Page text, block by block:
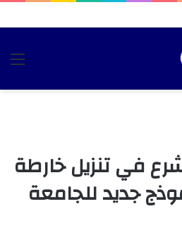
في تنزيل خارطة
جديد للجامعة